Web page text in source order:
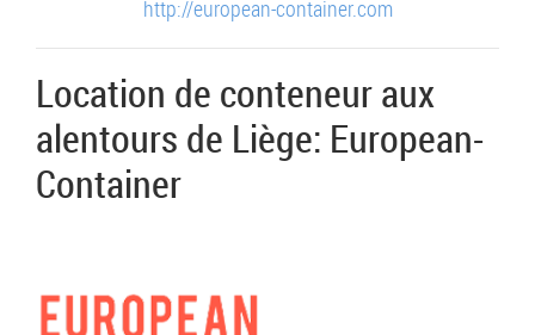
http://european-container.com
Location de conteneur aux
alentours de Liège: European-
Container